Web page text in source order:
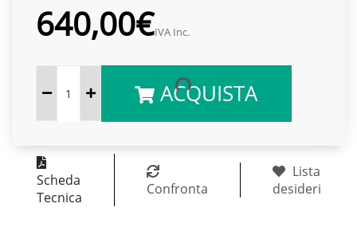
640,00€IVA Inc.
ACQUISTA
Scheda
Tecnica
Confronta
Lista
desideri